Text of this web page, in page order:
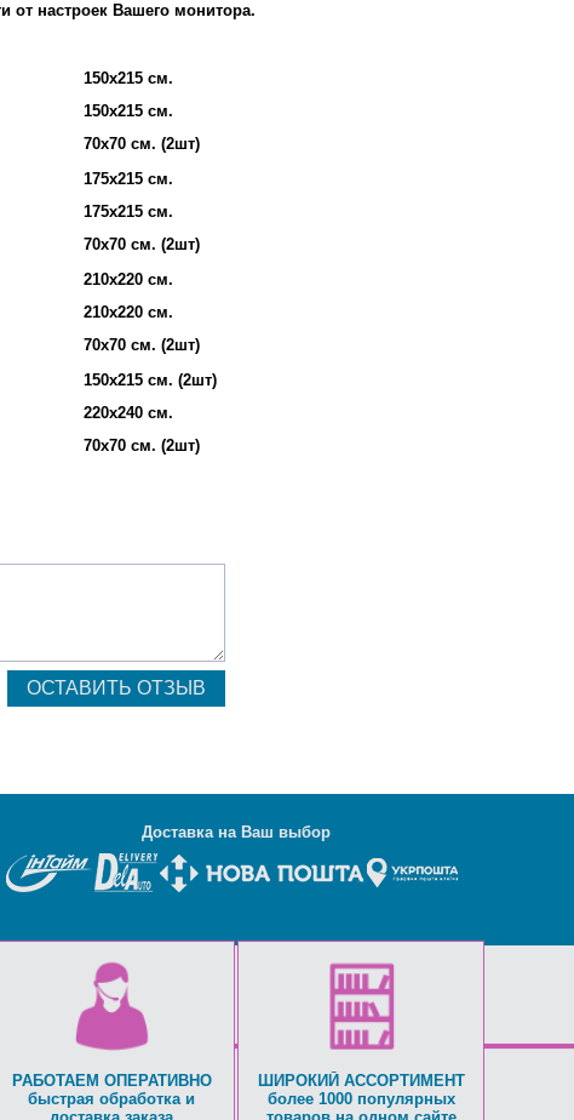
от настроек Вашего монитора.
150х215 см.
150х215 см.
70х70 см. (2шт)
175х215 см.
175х215 см.
70х70 см. (2шт)
210х220 см.
210х220 см.
70х70 см. (2шт)
150х215 см. (2шт)
220х240 см.
70х70 см. (2шт)
Доставка на Ваш выбор
РАБОТАЕМ ОПЕРАТИВНО
быстрая обработка и
ШИРОКИЙ АССОРТИМЕНТ
более 1000 популярных